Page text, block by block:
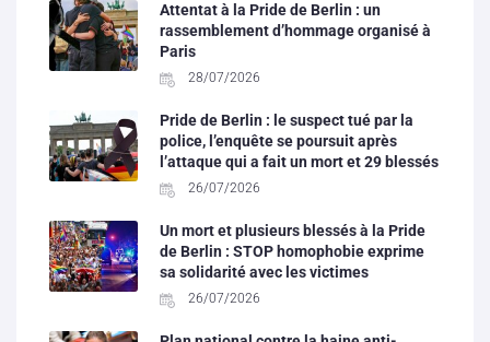
Attentat à la Pride de Berlin : un
rassemblement d’hommage organisé à
Paris
28/07/2026
Pride de Berlin : le suspect tué par la
police, l’enquête se poursuit après
l’attaque qui a fait un mort et 29 blessés
26/07/2026
Un mort et plusieurs blessés à la Pride
de Berlin : STOP homophobie exprime
sa solidarité avec les victimes
26/07/2026